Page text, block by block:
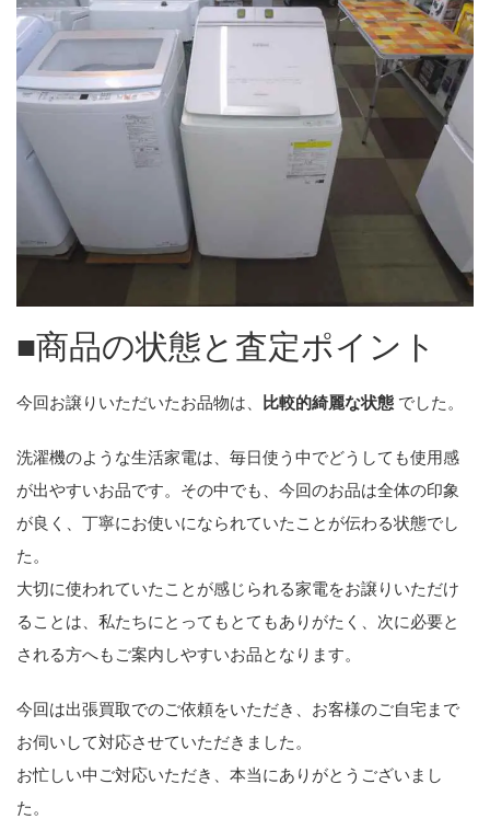
■商品の状態と査定ポイント
今回お譲りいただいたお品物は、 比較的綺麗な状態 でした。
洗濯機のような生活家電は、毎日使う中でどうしても使用感
が出やすいお品です。その中でも、今回のお品は全体の印象
が良く、丁寧にお使いになられていたことが伝わる状態でし
た。
大切に使われていたことが感じられる家電をお譲りいただけ
ることは、私たちにとってもとてもありがたく、次に必要と
される方へもご案内しやすいお品となります。
今回は出張買取でのご依頼をいただき、お客様のご自宅まで
お伺いして対応させていただきました。
お忙しい中ご対応いただき、本当にありがとうございまし
た。